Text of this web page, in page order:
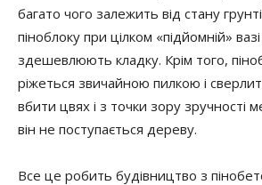
багато чого залежить від стану
піноблоку при цілком «підйомній»
здешевлюють кладку. Крім того,
ріжеться звичайною пилкою і
вбити цвях і з точки зору зручності
він не поступається дереву.
Все це робить будівництво з